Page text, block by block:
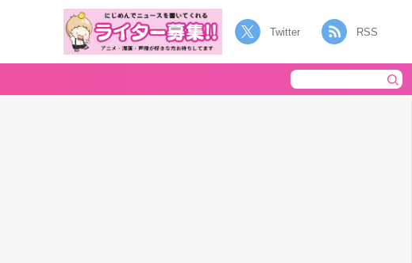
Twitter RSS